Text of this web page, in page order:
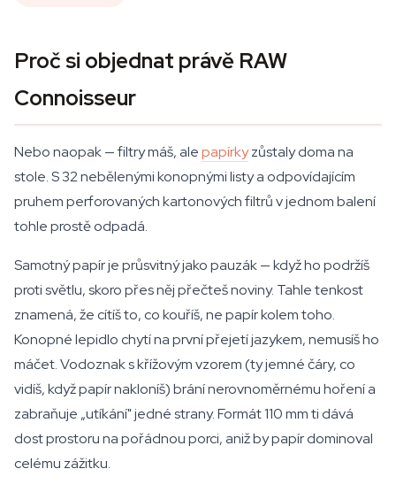
Proč si objednat právě RAW
Connoisseur
Nebo naopak — filtry máš, alepapírkyzůstaly doma na
stole. S 32 nebělenými konopnými listy a odpovídajícím
pruhem perforovaných kartonových filtrů v jednom balení
tohle prostě odpadá.
Samotný papír je průsvitný jako pauzák — když ho podržíš
proti světlu, skoro přes něj přečteš noviny. Tahle tenkost
znamená, že cítíš to, co kouříš, ne papír kolem toho.
Konopné lepidlo chytí na první přejetí jazykem, nemusíš ho
máčet. Vodoznak s křížovým vzorem (ty jemné čáry, co
vidíš, když papír nakloníš) brání nerovnoměrnému hoření a
zabraňuje „utíkání" jedné strany. Formát 110 mm ti dává
dost prostoru na pořádnou porci, aniž by papír dominoval
celému zážitku.